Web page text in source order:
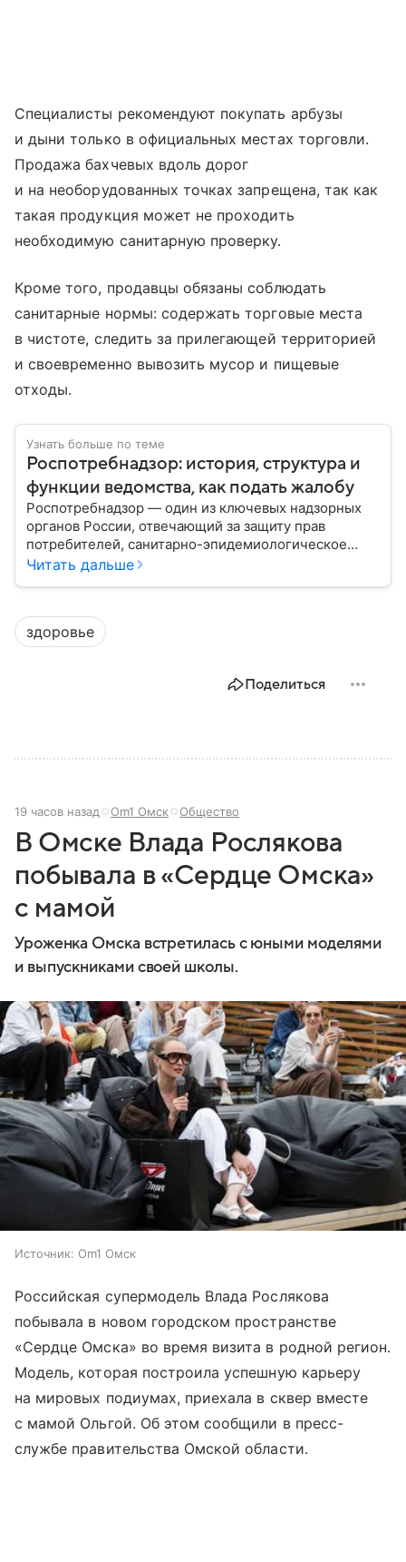
Специалисты рекомендуют покупать арбузы
и дыни только в официальных местах торговли.
Продажа бахчевых вдоль дорог
и на необорудованных точках запрещена, так как
такая продукция может не проходить
необходимую санитарную проверку.
Кроме того, продавцы обязаны соблюдать
санитарные нормы: содержать торговые места
в чистоте, следить за прилегающей территорией
и своевременно вывозить мусор и пищевые
отходы.
Узнать больше по теме
Роспотребнадзор: история, структура и
функции ведомства, как подать жалобу
Роспотребнадзор — один из ключевых надзорных
органов России, отвечающий за защиту прав
потребителей, санитарно-эпидемиологическое
благополучие населения и контроль соблюдения
руководит им сегодня.
Читать дальше
здоровье
Поделиться
19 часов назад Om1 Омск Общество
В Омске Влада Рослякова
побывала в «Сердце Омска»
с мамой
Уроженка Омска встретилась с юными моделями
и выпускниками своей школы.
Источник: Om1 Омск
Российская супермодель Влада Рослякова
побывала в новом городском пространстве
«Сердце Омска» во время визита в родной регион.
Модель, которая построила успешную карьеру
на мировых подиумах, приехала в сквер вместе
с мамой Ольгой. Об этом сообщили в пресс-
службе правительства Омской области.